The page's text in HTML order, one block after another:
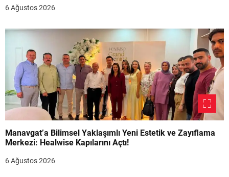
6 Ağustos 2026
Manavgat’a Bilimsel Yaklaşımlı Yeni Estetik ve Zayıflama
Merkezi: Healwise Kapılarını Açtı!
6 Ağustos 2026